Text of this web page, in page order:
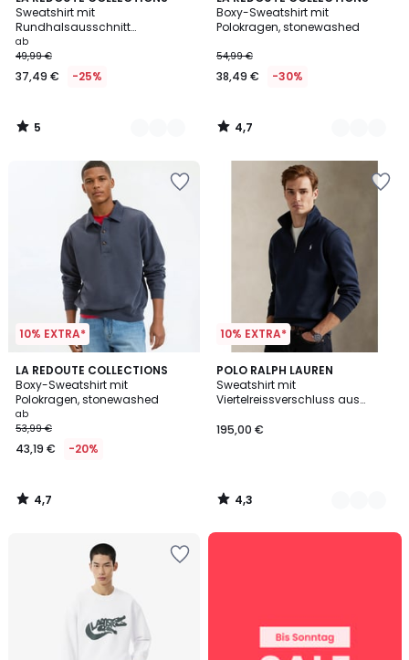
Sweatshirt mit
Rundhalsausschnitt
stonewashed, verwaschener
Effekt
Ab
37,49
€
49,99
€
angewendet.
ab
49,99 €
37,49 € -25%
/
5
Farben
5
/
Boxy-Sweatshirt mit
Polokragen, stonewashed
54,99 €
38,49 € -30%
/ 5
Farben
4,7
/
10% EXTRA*
LA REDOUTE COLLECTIONS
Boxy-Sweatshirt mit
Polokragen, stonewashed
ab
53,99 €
43,19 € -20%
4,7
/ 5
4,7
/
10% EXTRA*
POLO RALPH LAUREN
Sweatshirt mit
Viertelreissverschluss aus
195,00 €
4,3
/ 5
5
Farben
4,3
/
SALE
Artikeln*